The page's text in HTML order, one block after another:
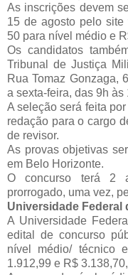
As inscrições devem
15 de agosto pelo site
50 para nível médio e
Os candidatos
Tribunal de Justiça
Rua Tomaz Gonzaga,
a sexta-feira, das 9h às
A seleção será feita
redação para o cargo
de revisor.
As provas objetivas
em Belo Horizonte.
O concurso terá 2
prorrogado, uma vez,
Universidade Federal
A Universidade
edital de concurso
nível médio/ técnico
1.912,99 e R$